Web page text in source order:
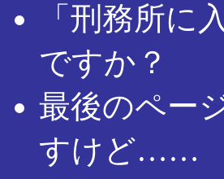
「刑務所に
ですか？
最後のペー
すけど……